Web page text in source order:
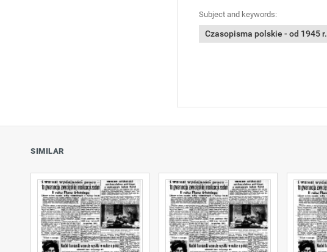
Subject and keywords:
Czasopisma polskie - od 1945 r.
SIMILAR